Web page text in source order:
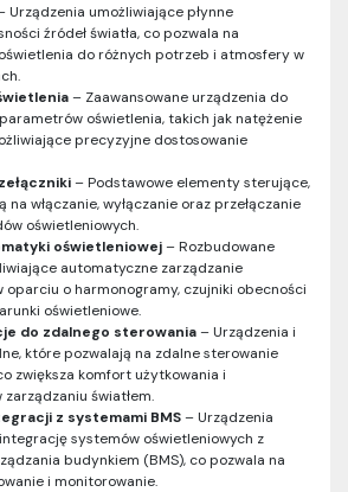
Urządzenia umożliwiające płynne
źródeł światła, co pozwala na
do różnych potrzeb i atmosfery w
– Zaawansowane urządzenia do
oświetlenia, takich jak natężenie
precyzyjne dostosowanie
– Podstawowe elementy sterujące,
na włączanie, wyłączanie oraz przełączanie
oświetleniowych.
oświetleniowej– Rozbudowane
automatyczne zarządzanie
oparciu o harmonogramy, czujniki obecności
oświetleniowe.
do zdalnego sterowania– Urządzenia i
które pozwalają na zdalne sterowanie
zwiększa komfort użytkowania i
światłem.
z systemami BMS– Urządzenia
systemów oświetleniowych z
budynkiem (BMS), co pozwala na
i monitorowanie.